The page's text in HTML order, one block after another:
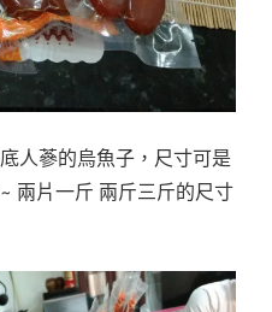
人蔘的烏魚子，尺寸可是
兩片一斤 兩斤三斤的尺寸